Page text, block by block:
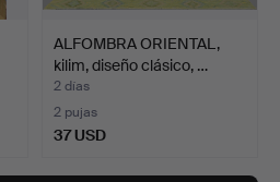
ALFOMBRA ORIENTAL,
kilim, diseño clásico, …
2 días
2 pujas
37 USD